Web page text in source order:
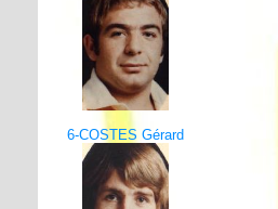
6-COSTES Gérard